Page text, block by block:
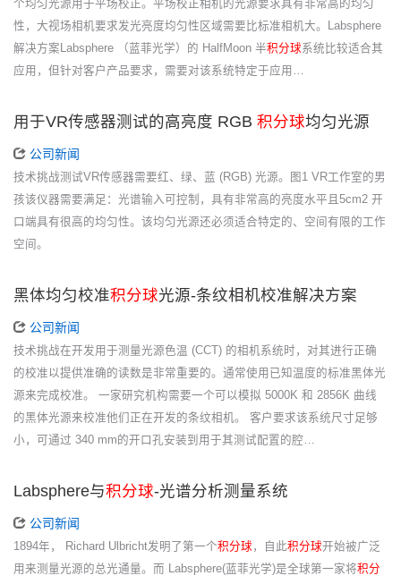
个均匀光源用于平场校正。平场校正相机的光源要求具有非常高的均匀
性，大视场相机要求发光亮度均匀性区域需要比标准相机大。Labsphere
解决方案Labsphere （蓝菲光学）的 HalfMoon 半积分球系统比较适合其
应用，但针对客户产品要求，需要对该系统特定于应用…
用于VR传感器测试的高亮度 RGB 积分球均匀光源
公司新闻
技术挑战测试VR传感器需要红、绿、蓝 (RGB) 光源。图1 VR工作室的男
孩该仪器需要满足：光谱输入可控制，具有非常高的亮度水平且5cm2 开
口端具有很高的均匀性。该均匀光源还必须适合特定的、空间有限的工作
空间。
黑体均匀校准积分球光源-条纹相机校准解决方案
公司新闻
技术挑战在开发用于测量光源色温 (CCT) 的相机系统时，对其进行正确
的校准以提供准确的读数是非常重要的。通常使用已知温度的标准黑体光
源来完成校准。 一家研究机构需要一个可以模拟 5000K 和 2856K 曲线
的黑体光源来校准他们正在开发的条纹相机。 客户要求该系统尺寸足够
小，可通过 340 mm的开口孔安装到用于其测试配置的腔…
Labsphere与积分球-光谱分析测量系统
公司新闻
1894年， Richard Ulbricht发明了第一个积分球 ，自此积分球开始被广泛
用来测量光源的总光通量。而 Labsphere(蓝菲光学)是全球第一家将积分